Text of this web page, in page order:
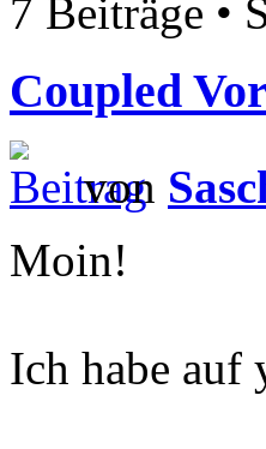
7 Beiträge •
Coupled
von
Moin!
Ich habe auf